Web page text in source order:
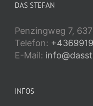
DAS STEFAN
Penzingweg 7,
Telefon:
E-Mail:
INFOS